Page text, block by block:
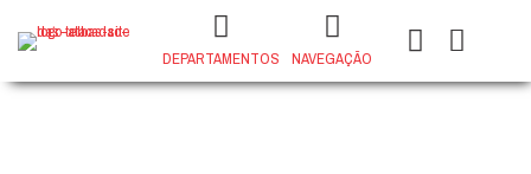
DEPARTAMENTOS NAVEGAÇÃO